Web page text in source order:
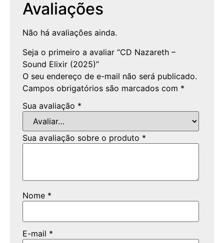
Avaliações
Não há avaliações ainda.
Seja o primeiro a avaliar “CD Nazareth –
Sound Elixir (2025)”
O seu endereço de e-mail não será publicado.
Campos obrigatórios são marcados com *
Sua avaliação *
Sua avaliação sobre o produto *
Nome *
E-mail *